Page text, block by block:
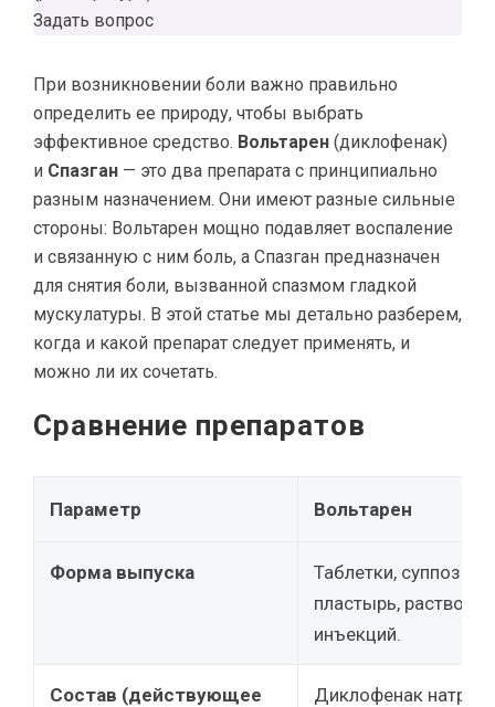
Задать вопрос
При возникновении боли важно правильно
определить ее природу, чтобы выбрать
эффективное средство. Вольтарен (диклофенак)
и Спазган — это два препарата с принципиально
разным назначением. Они имеют разные сильные
стороны: Вольтарен мощно подавляет воспаление
и связанную с ним боль, а Спазган предназначен
для снятия боли, вызванной спазмом гладкой
мускулатуры. В этой статье мы детально разберем,
когда и какой препарат следует применять, и
можно ли их сочетать.
Сравнение препаратов
Параметр Вольтарен
Форма выпуска
Таблетки,
пластырь, раствор
инъекций.
Состав (действующее
Диклофенак